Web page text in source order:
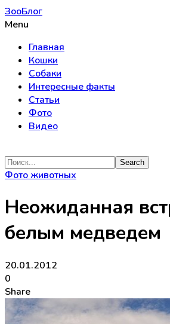
ЗооБлог
Menu
Главная
Кошки
Собаки
Интересные факты
Статьи
Фото
Видео
Фото животных
Неожиданная
белым медведем
20.01.2012
0
Share